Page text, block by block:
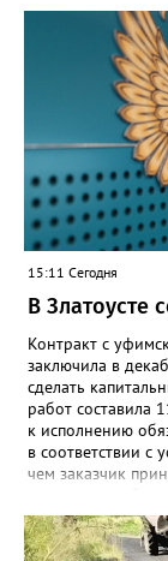
региональном
“Моя школа”
безопасную
переход
Привычные
связь с
«Госуслуги Моя
собраны в одном
этом случае
15:11 Сегодня
В Златоусте
Контракт с
заключила в
сделать
работ составила
к исполнению
в соответствии с
чем заказчик
Челябинском
решение